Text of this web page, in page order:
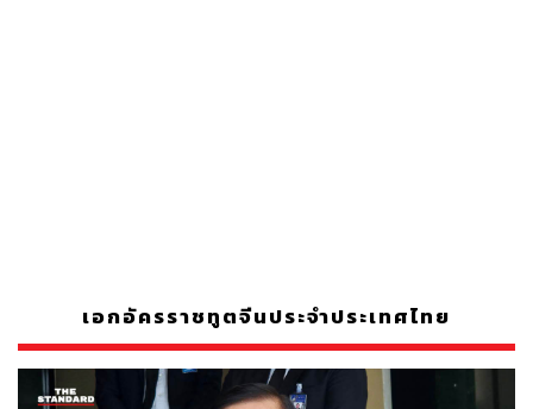
เอกอัครราชทูตจีนประจำประเทศไทย